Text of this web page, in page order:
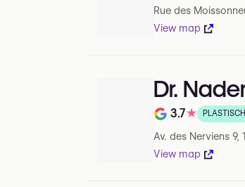
Rue des
View map
Dr.
Beoordeling op
3.7★
Av. des Nerviens 9,
View map